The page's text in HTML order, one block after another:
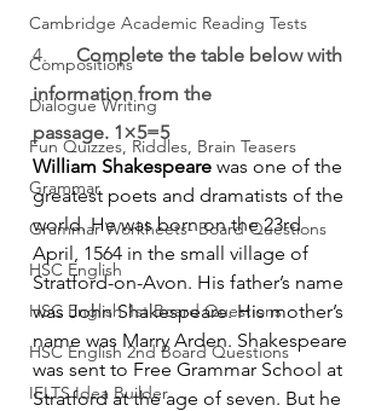
Cambridge Academic Reading Tests
Compositions
Dialogue Writing
Fun Quizzes, Riddles, Brain Teasers
Grammar
Grammar Workheets- Board Questions
HSC English
HSC English 1st Board Questions
HSC English 2nd Board Questions
IELTS Idea Builder
4. Complete the table below with
information from the
passage. 1×5=5
William Shakespeare was one of the
greatest poets and dramatists of the
world. He was born on the 23rd
April, 1564 in the small village of
Stratford-on-Avon. His father’s name
was John Shakespeare. His mother’s
name was Marry Arden. Shakespeare
was sent to Free Grammar School at
Stratford at the age of seven. But he